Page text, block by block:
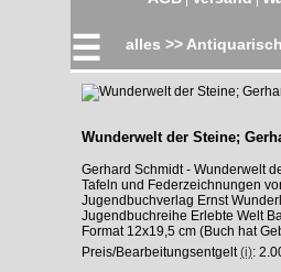
☰ alles >> Antiquarisch
Wunderwelt der Steine;
Gerhard Schmidt - Wunderwelt
Tafeln und Federzeichnungen
Jugendbuchverlag Ernst
Jugendbuchreihe Erlebte Welt
Format 12x19,5 cm (Buch hat
Preis/Bearbeitungsentgelt(i):